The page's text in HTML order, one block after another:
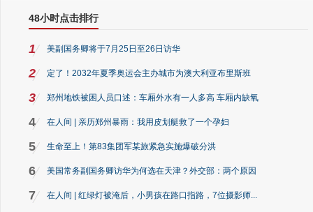
48小时点击排行
1 美副国务卿将于7月25日至26日访华
2 定了！2032年夏季奥运会主办城市为澳大利亚布里斯班
3 郑州地铁被困人员口述：车厢外水有一人多高 车厢内缺氧
4 在人间 | 亲历郑州暴雨：我用皮划艇救了一个孕妇
5 生命至上！第83集团军某旅紧急实施爆破分洪
6 美国常务副国务卿访华为何选在天津？外交部：两个原因
7 在人间 | 红绿灯被淹后，小男孩在路口指路，7位摄影师...